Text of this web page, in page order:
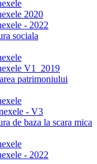
2020
- 2022
sociala
V1_2019
patrimoniului
- V3
de baza la scara mica
- 2022